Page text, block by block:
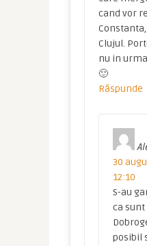
cand vor
Clujul.
nu in
🙂
Răspunde
30
12:10
S-au
ca
posibil